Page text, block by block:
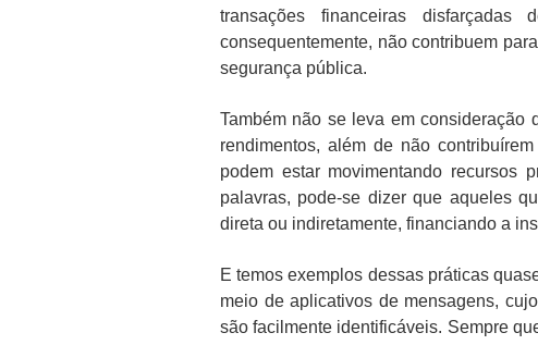
transações financeiras
consequentemente, não contribuem
segurança pública.
Também não se leva em consideração
rendimentos, além de não
podem estar movimentando recursos
palavras, pode-se dizer que aqueles
direta ou indiretamente, financiando a
E temos exemplos dessas práticas
meio de aplicativos de mensagens,
são facilmente identificáveis. Sempre